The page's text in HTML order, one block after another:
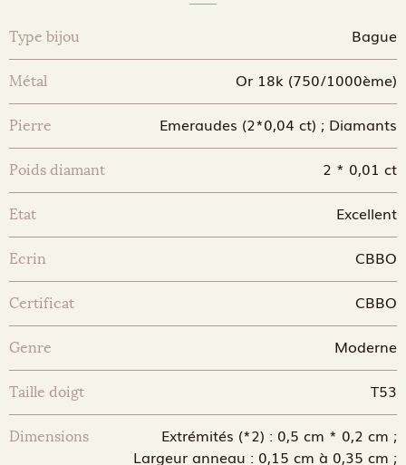
Type bijou Bague
Métal Or 18k (750/1000ème)
Pierre Emeraudes (2*0,04 ct) ; Diamants
Poids diamant 2 * 0,01 ct
Etat Excellent
Ecrin CBBO
Certificat CBBO
Genre Moderne
Taille doigt T53
Dimensions
Extrémités (*2) : 0,5 cm * 0,2 cm ;
Largeur anneau : 0,15 cm à 0,35 cm ;